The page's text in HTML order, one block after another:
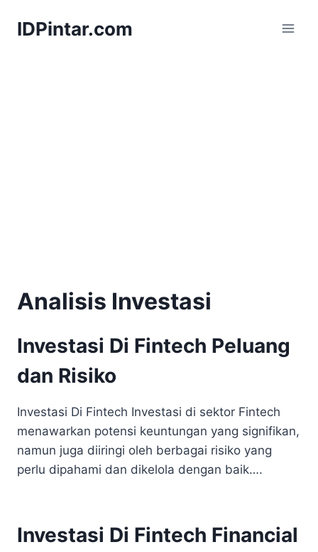
IDPintar.com
Analisis Investasi
Investasi Di Fintech Peluang
dan Risiko
Investasi Di Fintech Investasi di sektor Fintech
menawarkan potensi keuntungan yang signifikan,
namun juga diiringi oleh berbagai risiko yang
perlu dipahami dan dikelola dengan baik….
Investasi Di Fintech Financial